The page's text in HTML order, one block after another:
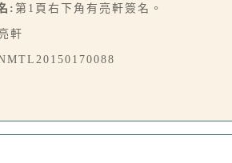
: 第1頁右下角有亮軒簽名。
軒